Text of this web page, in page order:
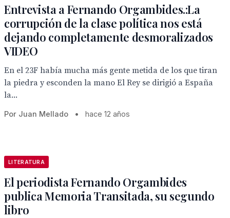
Entrevista a Fernando Orgambides.:La
corrupción de la clase política nos está
dejando completamente desmoralizados
VIDEO
En el 23F había mucha más gente metida de los que tiran
la piedra y esconden la mano El Rey se dirigió a España
la...
Por Juan Mellado • hace 12 años
LITERATURA
El periodista Fernando Orgambides
publica Memoria Transitada, su segundo
libro